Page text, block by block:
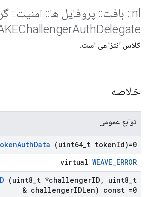
nl
:: بافت:: پروفایل ها:: امنیت::
AuthDelegate
کلاس انتزاعی است.
خلاصه
توابع عمومی
AuthData (uint64 t tokenId)=0
virtual WEAVE_ERROR
(uint8 t *challengerID , uint8 t
& challengerIDLen) const =0